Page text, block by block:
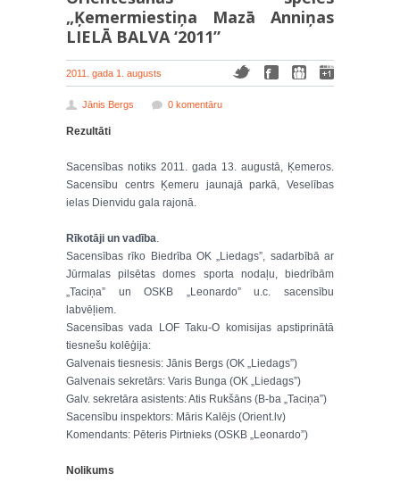
„Ķemermiestiņa Mazā Anniņas
LIELĀ BALVA ‘2011”
2011. gada 1. augusts
Jānis Bergs 0 komentāru
Rezultāti
Sacensības notiks 2011. gada 13. augustā, Ķemeros.
Sacensību centrs Ķemeru jaunajā parkā, Veselības
ielas Dienvidu gala rajonā.
Rīkotāji un vadība.
Sacensības rīko Biedrība OK „Liedags”, sadarbībā ar
Jūrmalas pilsētas domes sporta nodaļu, biedrībām
„Taciņa” un OSKB „Leonardo” u.c. sacensību
labvēļiem.
Sacensības vada LOF Taku-O komisijas apstiprinātā
tiesnešu kolēģija:
Galvenais tiesnesis: Jānis Bergs (OK „Liedags”)
Galvenais sekretārs: Varis Bunga (OK „Liedags”)
Galv. sekretāra asistents: Atis Rukšāns (B-ba „Taciņa”)
Sacensību inspektors: Māris Kalējs (Orient.lv)
Komendants: Pēteris Pirtnieks (OSKB „Leonardo”)
Nolikums